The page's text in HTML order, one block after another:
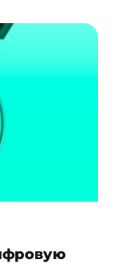
компании.
деньгами,
бумаги